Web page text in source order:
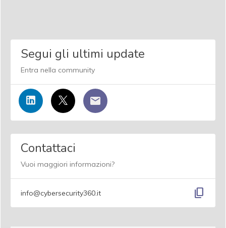
Segui gli ultimi update
Entra nella community
Contattaci
Vuoi maggiori informazioni?
info@cybersecurity360.it content_copy